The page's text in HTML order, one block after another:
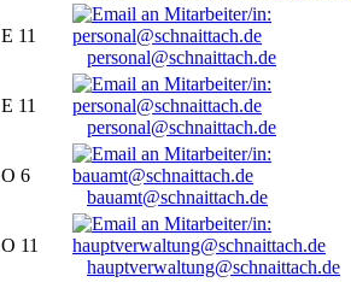
E 11
personal@schnaittach.de
E 11
personal@schnaittach.de
O 6
bauamt@schnaittach.de
O 11
hauptverwaltung@schnaittach.de